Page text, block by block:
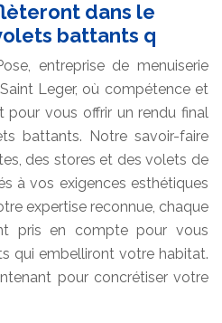
dans le
battants q
entreprise de menuiserie
Leger, où compétence et
pour vous offrir un rendu final
battants. Notre savoir-faire
des stores et des volets de
à vos exigences esthétiques
expertise reconnue, chaque
pris en compte pour vous
qui embelliront votre habitat.
pour concrétiser votre